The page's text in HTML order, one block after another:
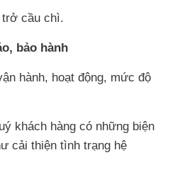
cầu chì.
bảo hành
hành, hoạt động, mức độ
khách hàng có những biện
cải thiện tình trạng hệ